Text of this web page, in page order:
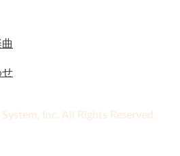
せ
Inc. All Rights Reserved.